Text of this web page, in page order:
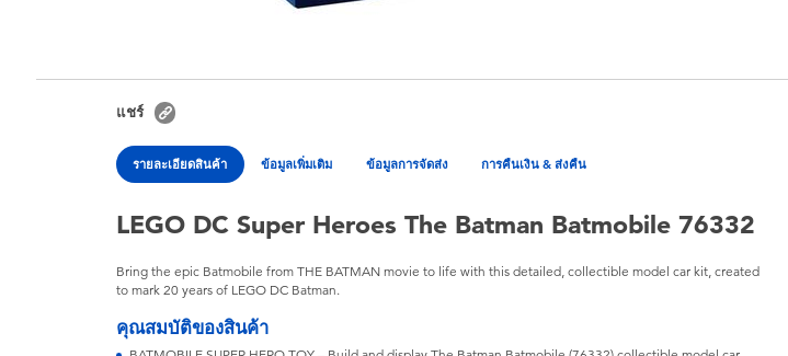
แชร์
รายละเอียดสินค้า ข้อมูลเพิ่มเติม ข้อมูลการจัดส่ง การคืนเงิน & ส่งคืน
LEGO DC Super Heroes The Batman Batmobile 76332
Bring the epic Batmobile from THE BATMAN movie to life with this detailed, collectible model car kit, created
to mark 20 years of LEGO DC Batman.
คุณสมบัติของสินค้า